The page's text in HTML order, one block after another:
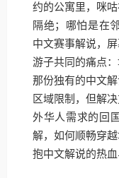
约的公寓里，咪
隔绝；哪怕是在
中文赛事解说，
游子共同的痛点
那份独有的中文
区域限制，但解
外华人需求的回
解，如何顺畅穿
抱中文解说的热血